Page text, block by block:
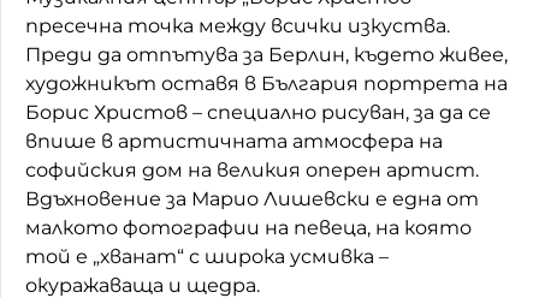
пресечна точка между всички изкуства.
Преди да отпътува за Берлин, където живее,
художникът оставя в България портрета на
Борис Христов – специално рисуван, за да се
впише в артистичната атмосфера на
софийския дом на великия оперен артист.
Вдъхновение за Марио Лишевски е една от
малкото фотографии на певеца, на която
той е „хванат“ с широка усмивка –
окуражаваща и щедра.